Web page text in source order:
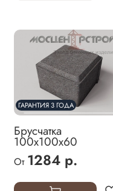
ГАРАНТИЯ 3 ГОДА
Брусчатка
100х100х60
От 1284 р.